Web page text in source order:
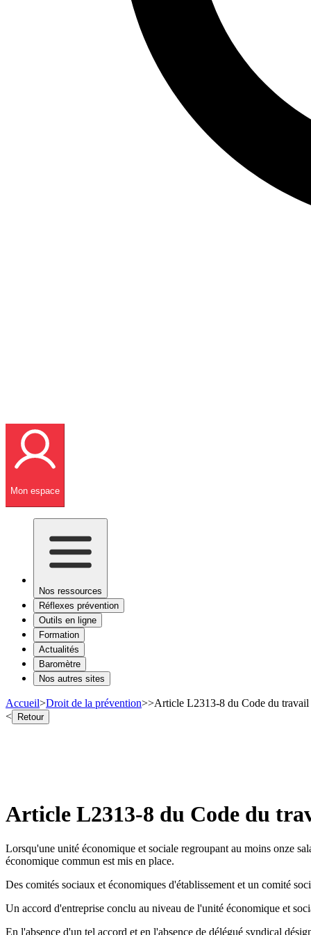
Mon espace
Nos ressources
Réflexes prévention
Outils en ligne
Formation
Actualités
Baromètre
Nos autres sites
Accueil>Droit de la prévention>>Article L2313-8 du Code du travail
< Retour
Article L2313-8 du Code du
Lorsqu'une unité économique et sociale regroupant au moins onze
économique commun est mis en place.
Des comités sociaux et économiques d'établissement et un comité
Un accord d'entreprise conclu au niveau de l'unité économique et
En l'absence d'un tel accord et en l'absence de délégué syndical